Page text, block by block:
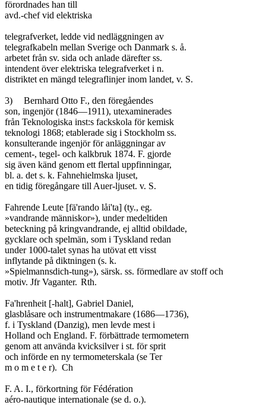
förordnades han till
avd.-chef vid elektriska
telegrafverket, ledde vid nedläggningen av
telegrafkabeln mellan Sverige och Danmark s. å.
arbetet från sv. sida och anlade därefter ss.
intendent över elektriska telegrafverket i n.
distriktet en mängd telegraflinjer inom landet, v. S.
3)	Bernhard Otto F., den föregåendes
son, ingenjör (1846—1911), utexaminerades
från Teknologiska inst:s fackskola för kemisk
teknologi 1868; etablerade sig i Stockholm ss.
konsulterande ingenjör för anläggningar av
cement-, tegel- och kalkbruk 1874. F. gjorde
sig även känd genom ett flertal uppfinningar,
bl. a. det s. k. Fahnehielmska ljuset,
en tidig föregångare till Auer-ljuset. v. S.
Fahrende Leute [fä'rando låi'ta] (ty., eg.
»vandrande människor»), under medeltiden
beteckning på kringvandrande, ej alltid obildade,
gycklare och spelmän, som i Tyskland redan
under 1000-talet synas ha utövat ett visst
inflytande på diktningen (s. k.
»Spielmannsdich-tung»), särsk. ss. förmedlare av stoff och
motiv. Jfr Vaganter.	Rth.
Fa'hrenheit [-halt], Gabriel Daniel,
glasblåsare och instrumentmakare (1686—1736),
f. i Tyskland (Danzig), men levde mest i
Holland och England. F. förbättrade termometern
genom att använda kvicksilver i st. för sprit
och införde en ny termometerskala (se Ter
m o m e t e r).	Ch
F. A. I., förkortning för Fédération
aéro-nautique internationale (se d. o.).